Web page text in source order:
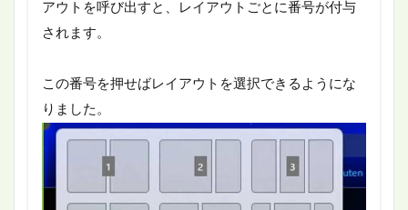
アウトを呼び出すと、レイアウトごとに番号が付与
されます。
この番号を押せばレイアウトを選択できるようにな
りました。